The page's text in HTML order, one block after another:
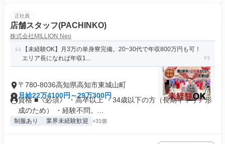
正社員
店舗スタッフ(PACHINKO)
株式会社MILLION Neo
【未経験OK】月3万の単身寮完備。20~30代で年収800万円も可！
エリア長になれば年収1...
〒780-8036高知県高知市東城山町
月給22万4100円～29万300円
資格 ■《必須》 ・高卒以上 ・34歳以下の方（長期キャリア形
成のため） ・経験不問。...
制服あり 業界未経験歓迎 +31個